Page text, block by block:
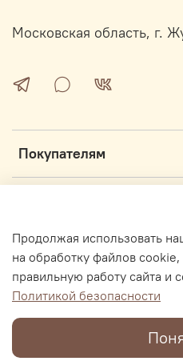
Покупателям
Московская область, г.
Интернет магазин секонд-хенд
Продолжая использовать
на обработку файлов
правильную работу сайта и
Политикой безопасности